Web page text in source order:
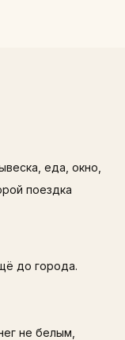
еда, окно,
поездка
до города.
не белым,